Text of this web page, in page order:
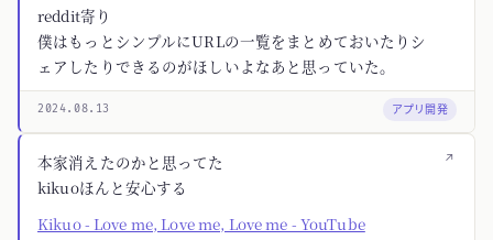
reddit寄り
僕はもっとシンプルにURLの一覧をまとめておいたりシ
ェアしたりできるのがほしいよなあと思っていた。
2024.08.13 アプリ開発
↗
本家消えたのかと思ってた
kikuoほんと安心する
Kikuo - Love me, Love me, Love me - YouTube